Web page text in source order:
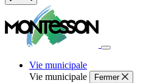
Fermer
recherche
Vie municipale
Vie municipale
Fermer